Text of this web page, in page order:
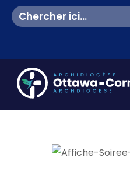
Search
for: